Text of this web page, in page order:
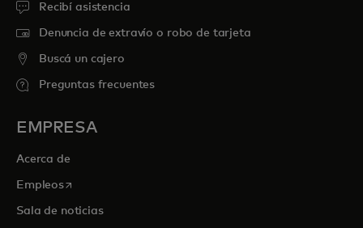
Recibí asistencia
Denuncia de extravío o robo de tarjeta
Buscá un cajero
Preguntas frecuentes
EMPRESA
Acerca de
Empleosse abre en una pestaña nueva
Sala de noticias